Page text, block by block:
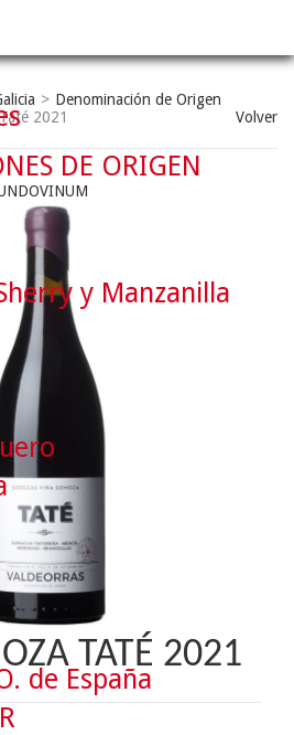
> Denominación de Origen
2021 Volver
TATÉ 2021
DE ORIGEN
y Manzanilla
de España